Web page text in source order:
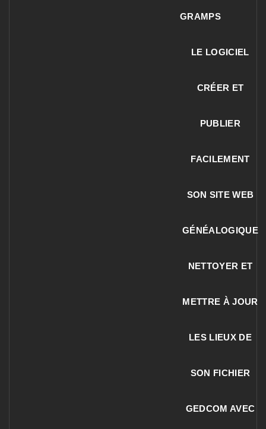
GRAMPS
LE LOGICIEL
CRÉER ET
PUBLIER
FACILEMENT
SON SITE WEB
GÉNÉALOGIQUE
NETTOYER ET
METTRE À JOUR
LES LIEUX DE
SON FICHIER
GEDCOM AVEC